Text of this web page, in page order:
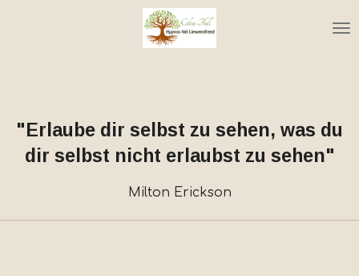
"Erlaube dir selbst zu sehen, was du
dir selbst nicht erlaubst zu sehen"
Milton Erickson